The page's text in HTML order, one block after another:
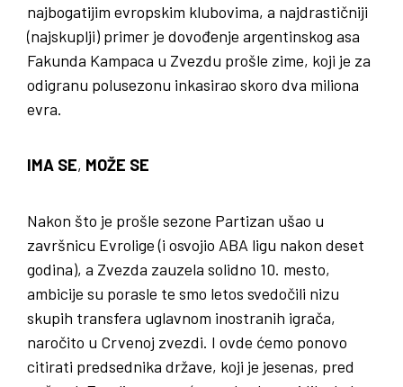
najbogatijim evropskim klubovima, a najdrastičniji
(najskuplji) primer je dovođenje argentinskog asa
Fakunda Kampaca u Zvezdu prošle zime, koji je za
odigranu polusezonu inkasirao skoro dva miliona
evra.
IMA SE, MOŽE SE
Nakon što je prošle sezone Partizan ušao u
završnicu Evrolige (i osvojio ABA ligu nakon deset
godina), a Zvezda zauzela solidno 10. mesto,
ambicije su porasle te smo letos svedočili nizu
skupih transfera uglavnom inostranih igrača,
naročito u Crvenoj zvezdi. I ovde ćemo ponovo
citirati predsednika države, koji je jesenas, pred